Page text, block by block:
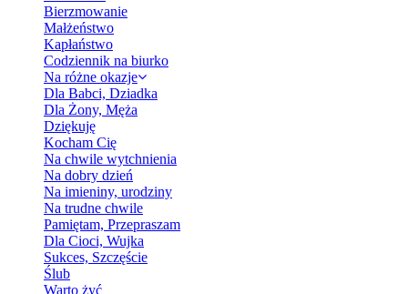
Bierzmowanie
Małżeństwo
Kapłaństwo
Codziennik na biurko
Na różne okazje
Dla Babci, Dziadka
Dla Żony, Męża
Dziękuję
Kocham Cię
Na chwile wytchnienia
Na dobry dzień
Na imieniny, urodziny
Na trudne chwile
Pamiętam, Przepraszam
Dla Cioci, Wujka
Sukces, Szczęście
Ślub
Warto żyć